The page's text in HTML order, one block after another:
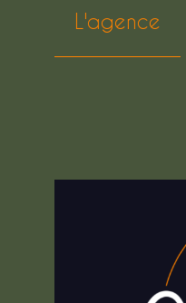
L'agence